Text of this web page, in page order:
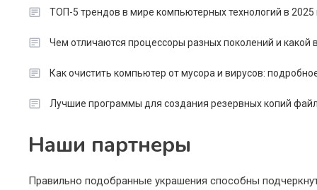
ТОП-5 трендов в мире компьютерных технологий в 2025
Чем отличаются процессоры разных поколений и какой
Как очистить компьютер от мусора и вирусов:
Лучшие программы для создания резервных копий
Наши партнеры
Правильно подобранные украшения способны